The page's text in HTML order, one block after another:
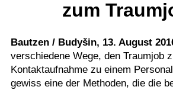
Verkehr
Gesundheit
zum
Bautzen / Budyšin, 13. August
verschiedene Wege, den Traumjob
Kontaktaufnahme zu einem
gewiss eine der Methoden, die die